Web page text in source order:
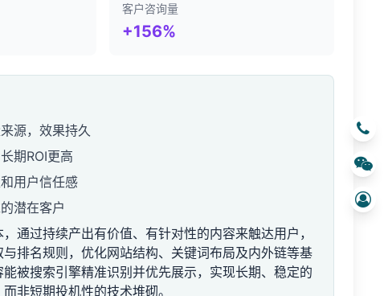
客户咨询量
+156%
源，效果持久
期ROI更高
用户信任感
潜在客户
通过持续产出有价值、有针对性的内容来触达用户，
排名规则，优化网站结构、关键词布局及内外链等基
被搜索引擎精准识别并优先展示，实现长期、稳定的
非短期投机性的技术堆砌。